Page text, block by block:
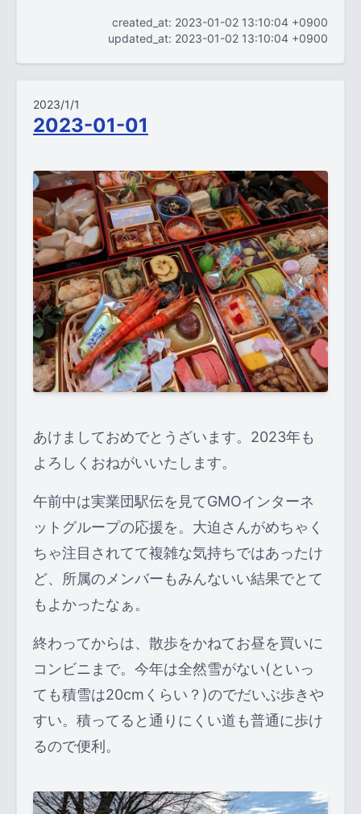
created_at: 2023-01-02 13:10:04 +0900
updated_at: 2023-01-02 13:10:04 +0900
2023/1/1
2023-01-01
あけましておめでとうざいます。2023年も
よろしくおねがいいたします。
午前中は実業団駅伝を見てGMOインターネ
ットグループの応援を。大迫さんがめちゃく
ちゃ注目されてて複雑な気持ちではあったけ
ど、所属のメンバーもみんないい結果でとて
もよかったなぁ。
終わってからは、散歩をかねてお昼を買いに
コンビニまで。今年は全然雪がない(といっ
ても積雪は20cmくらい？)のでだいぶ歩きや
すい。積ってると通りにくい道も普通に歩け
るので便利。